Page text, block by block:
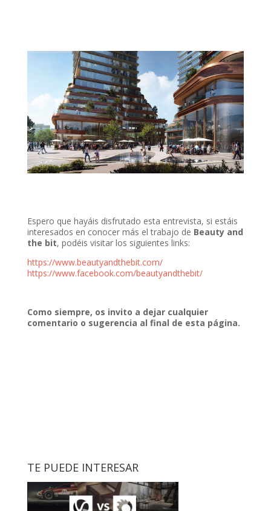
Espero que hayáis disfrutado esta entrevista, si estáis
interesados en conocer más el trabajo de Beauty and
the bit, podéis visitar los siguientes links:
https://www.beautyandthebit.com/
https://www.facebook.com/beautyandthebit/
Como siempre, os invito a dejar cualquier
comentario o sugerencia al final de esta página.
TE PUEDE INTERESAR